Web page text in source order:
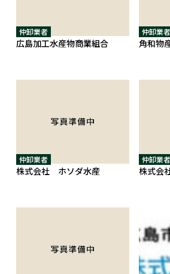
仲卸業者
広島加工水産物商業組合
仲卸業者
角和物
仲卸業者
株式会社 ホソダ水産
仲卸業者
株式会